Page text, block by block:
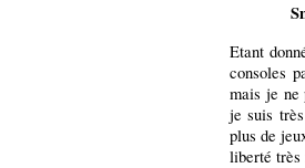
Etant
consoles
mais je ne
je suis
plus de
liberté très